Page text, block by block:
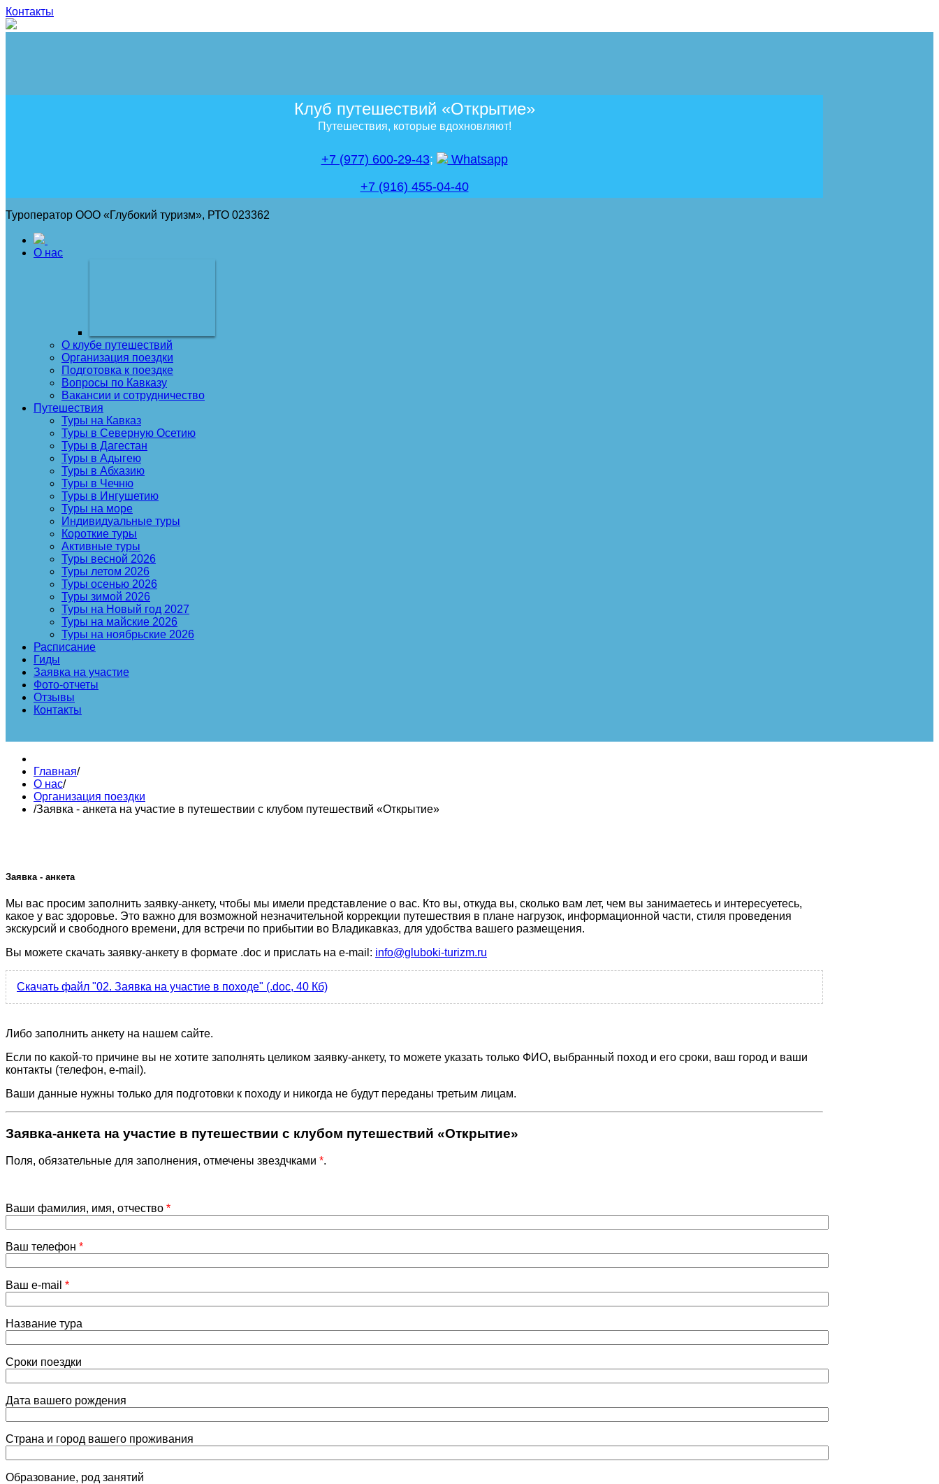
Контакты
Клуб путешествий «Открытие»
Путешествия, которые вдохновляют!
+7 (977) 600-29-43;
Whatsapp
+7 (916) 455-04-40
Туроператор ООО «Глубокий туризм», РТО 023362
О нас
О клубе путешествий
Организация поездки
Подготовка к поездке
Вопросы по Кавказу
Вакансии и сотрудничество
Путешествия
Туры на Кавказ
Туры в Северную Осетию
Туры в Дагестан
Туры в Адыгею
Туры в Абхазию
Туры в Чечню
Туры в Ингушетию
Туры на море
Индивидуальные туры
Короткие туры
Активные туры
Туры весной 2026
Туры летом 2026
Туры осенью 2026
Туры зимой 2026
Туры на Новый год 2027
Туры на майские 2026
Туры на ноябрьские 2026
Расписание
Гиды
Заявка на участие
Фото-отчеты
Отзывы
Контакты
Главная/
О нас/
Организация поездки
/Заявка - анкета на участие в путешествии с клубом путешествий «Открытие»
Заявка - анкета
Мы вас просим заполнить заявку-анкету, чтобы мы имели представление о вас. Кто вы, откуда вы, сколько вам лет, чем вы занимаетесь и интересуетесь,
какое у вас здоровье. Это важно для возможной незначительной коррекции путешествия в плане нагрузок, информационной части, стиля проведения
экскурсий и свободного времени, для встречи по прибытии во Владикавказ, для удобства вашего размещения.
Вы можете скачать заявку-анкету в формате .doc и прислать на e-mail: info@gluboki-turizm.ru
Скачать файл "02. Заявка на участие в походе" (.doc, 40 Кб)
Либо заполнить анкету на нашем сайте.
Если по какой-то причине вы не хотите заполнять целиком заявку-анкету, то можете указать только ФИО, выбранный поход и его сроки, ваш город и ваши
контакты (телефон, e-mail).
Ваши данные нужны только для подготовки к походу и никогда не будут переданы третьим лицам.
Заявка-анкета на участие в путешествии с клубом путешествий «Открытие»
Поля, обязательные для заполнения, отмечены звездчками *.
Ваши фамилия, имя, отчество *
Ваш телефон *
Ваш e-mail *
Название тура
Сроки поездки
Дата вашего рождения
Страна и город вашего проживания
Образование, род занятий